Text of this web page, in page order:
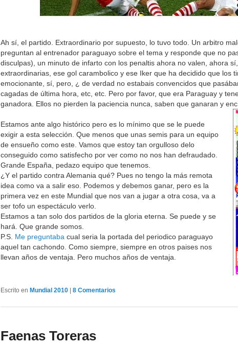
Ah sí, el partido. Extraordinario por supuesto, lo tuvo todo. Un arbitro
preguntan al entrenador paraguayo sobre el tema y responde que no
disculpas), un minuto de infarto con los penaltis ahora no valen, ahora
extraordinarias, ese gol carambolico y ese Iker que ha decidido que los
emocionante, sí, pero, ¿ de verdad no estabais convencidos que
cagadas de última hora, etc, etc. Pero por favor, que era Paraguay y
ganadora. Ellos no pierden la paciencia nunca, saben que ganaran y
Estamos ante algo histórico pero es lo mínimo que se le puede
exigir a esta selección. Que menos que unas semis para un equipo
de ensueño como este. Vamos que estoy tan orgulloso delo
conseguido como satisfecho por ver como no nos han defraudado.
Grande España, pedazo equipo que tenemos.
¿Y el partido contra Alemania qué? Pues no tengo la más remota
idea como va a salir eso. Podemos y debemos ganar, pero es la
primera vez en este Mundial que nos van a jugar a otra cosa, va a
ser tofo un espectáculo verlo.
Estamos a tan solo dos partidos de la gloria eterna. Se puede y se
hará. Que grande somos.
P.S. Me preguntaba cual seria la portada del periodico paraguayo
aquel tan cachondo. Como siempre, siempre en otros paises nos
llevan años de ventaja. Pero muchos años de ventaja.
Escrito en Mundial 2010 | 8 Comentarios
Faenas Toreras